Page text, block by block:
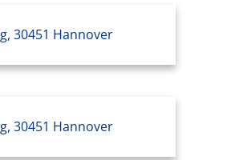
30451 Hannover
30451 Hannover